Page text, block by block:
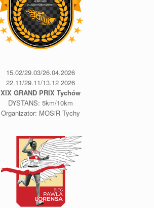
15.02/29.03/26.04.2026
22.11/29.11/13.12 2026
XIX GRAND PRIX Tychów
DYSTANS: 5km/10km
Organizator: MOSiR Tychy